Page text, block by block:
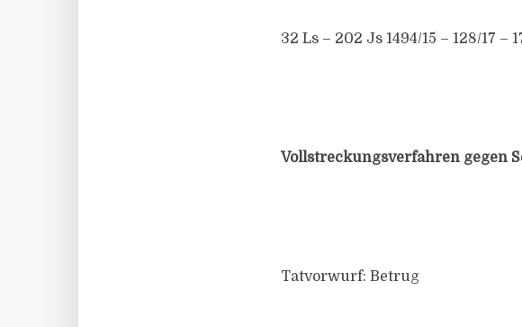
32 Ls – 202 Js 1494/15 – 128/17 –
Vollstreckungsverfahren gegen
Tatvorwurf: Betrug